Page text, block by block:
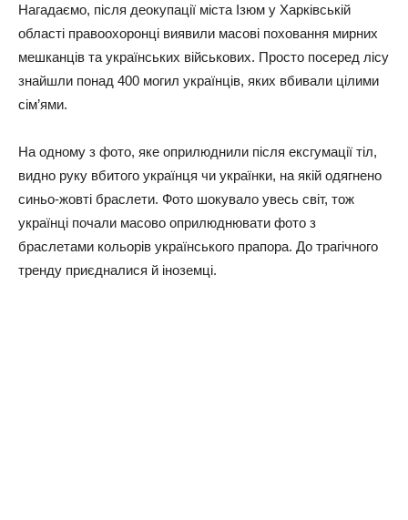
Нагадаємо, після деокупації міста Ізюм у Харківській
області правоохоронці виявили масові поховання мирних
мешканців та українських військових. Просто посеред лісу
знайшли понад 400 могил українців, яких вбивали цілими
сім’ями.
На одному з фото, яке оприлюднили після ексгумації тіл,
видно руку вбитого українця чи українки, на якій одягнено
синьо-жовті браслети. Фото шокувало увесь світ, тож
українці почали масово оприлюднювати фото з
браслетами кольорів українського прапора. До трагічного
тренду приєдналися й іноземці.